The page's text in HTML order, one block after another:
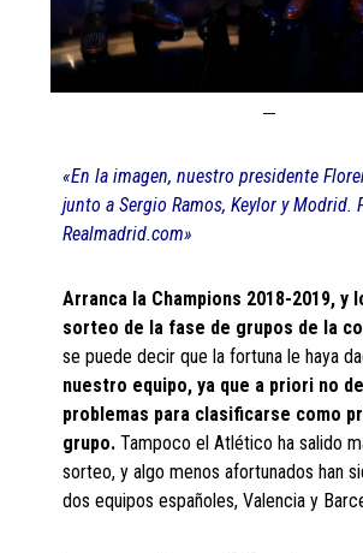
«En la imagen, nuestro presidente
junto a Sergio Ramos, Keylor y Modrid.
Realmadrid.com»
Arranca la Champions 2018-2019, y
sorteo de la fase de grupos de la
se puede decir que la fortuna le haya
nuestro equipo, ya que a priori no
problemas para clasificarse como
grupo. Tampoco el Atlético ha salido
sorteo, y algo menos afortunados han
dos equipos españoles, Valencia y